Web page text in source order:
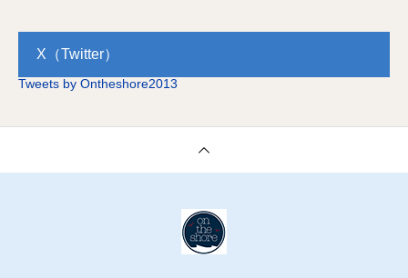
X（Twitter）
Tweets by Ontheshore2013